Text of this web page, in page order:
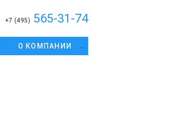
+7 (495) 565-31-74
О КОМПАНИИ